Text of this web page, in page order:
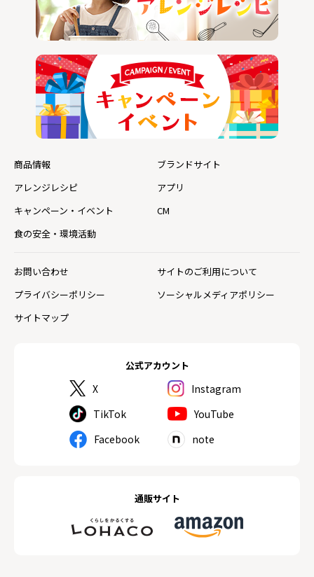
公式アカウント
X
Instagram
TikTok
YouTube
Facebook
note
通販サイト
商品情報
ブランドサイト
アレンジレシピ
アプリ
キャンペーン・イベント
CM
食の安全・環境活動
お問い合わせ
サイトのご利用について
プライバシーポリシー
ソーシャルメディアポリシー
サイトマップ